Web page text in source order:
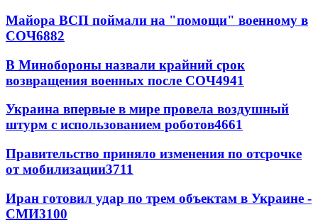
Майора ВСП поймали на "помощи" военному в
СОЧ6882
В Минобороны назвали крайний срок
возвращения военных после СОЧ4941
Украина впервые в мире провела воздушный
штурм с использованием роботов4661
Правительство приняло изменения по отсрочке
от мобилизации3711
Иран готовил удар по трем объектам в Украине -
СМИ3100